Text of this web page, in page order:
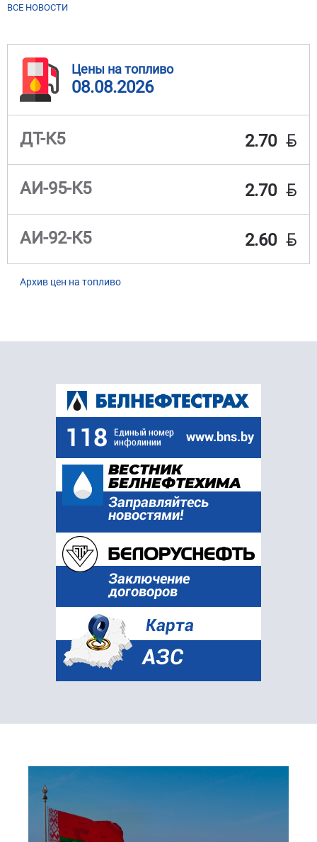
ВСЕ НОВОСТИ
Цены на топливо
08.08.2026
ДТ-К5 2.70 BYN
АИ-95-К5 2.70 BYN
АИ-92-К5 2.60 BYN
Архив цен на топливо